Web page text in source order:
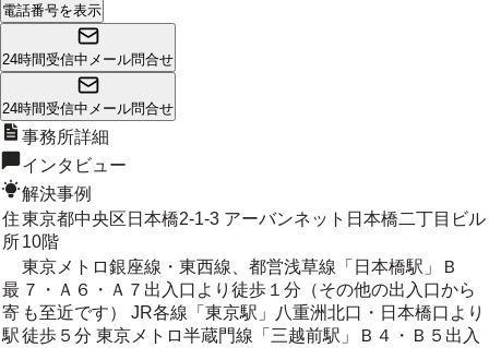
電話番号を表示
24時間受信中 メール問合せ
24時間受信中 メール問合せ
事務所詳細
インタビュー
解決事例
住
所
東京都中央区日本橋2-1-3 アーバンネット日本橋二丁目ビル
10階
最
寄
駅
東京メトロ銀座線・東西線、都営浅草線「日本橋駅」Ｂ
７・Ａ６・Ａ７出入口より徒歩１分（その他の出入口から
も至近です） JR各線「東京駅」八重洲北口・日本橋口より
徒歩５分 東京メトロ半蔵門線「三越前駅」Ｂ４・Ｂ５出入